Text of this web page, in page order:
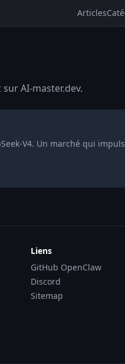
Articles
AI-master.dev.
V4. Un marché qui
Liens
GitHub OpenClaw
Discord
Sitemap